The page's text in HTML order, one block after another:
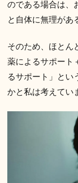
のである場合は、
と自体に無理があ
そのため、ほとん
薬によるサポート
るサポート」とい
かと私は考えてい